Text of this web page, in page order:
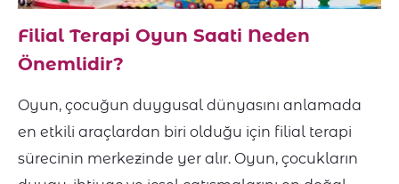
Filial Terapi Oyun Saati Neden
Önemlidir?
Oyun, çocuğun duygusal dünyasını anlamada
en etkili araçlardan biri olduğu için filial terapi
sürecinin merkezinde yer alır. Oyun, çocukların